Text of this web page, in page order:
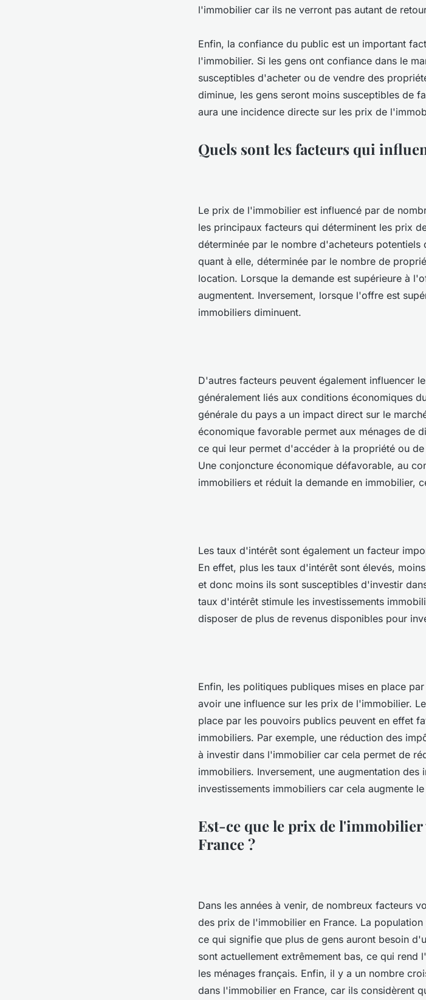
l'immobilier car ils ne verront pas autant de
Enfin, la confiance du public est un important
l'immobilier. Si les gens ont confiance dans le
susceptibles d'acheter ou de vendre des
diminue, les gens seront moins susceptibles de
aura une incidence directe sur les prix de
Quels sont les facteurs qui
Le prix de l'immobilier est influencé par de
les principaux facteurs qui déterminent les prix
déterminée par le nombre d'acheteurs
quant à elle, déterminée par le nombre de
location. Lorsque la demande est supérieure à
augmentent. Inversement, lorsque l'offre est
immobiliers diminuent.
D'autres facteurs peuvent également influencer
généralement liés aux conditions économiques
générale du pays a un impact direct sur le
économique favorable permet aux ménages de
ce qui leur permet d'accéder à la propriété ou
Une conjoncture économique défavorable, au
immobiliers et réduit la demande en immobilier,
Les taux d'intérêt sont également un facteur
En effet, plus les taux d'intérêt sont élevés,
et donc moins ils sont susceptibles d'investir
taux d'intérêt stimule les investissements
disposer de plus de revenus disponibles pour
Enfin, les politiques publiques mises en place
avoir une influence sur les prix de l'immobilier.
place par les pouvoirs publics peuvent en effet
immobiliers. Par exemple, une réduction des
à investir dans l'immobilier car cela permet de
immobiliers. Inversement, une augmentation
investissements immobiliers car cela augmente
Est-ce que le prix de l'immobilier
France ?
Dans les années à venir, de nombreux facteurs
des prix de l'immobilier en France. La
ce qui signifie que plus de gens auront besoin
sont actuellement extrêmement bas, ce qui
les ménages français. Enfin, il y a un nombre
dans l'immobilier en France, car ils considèrent